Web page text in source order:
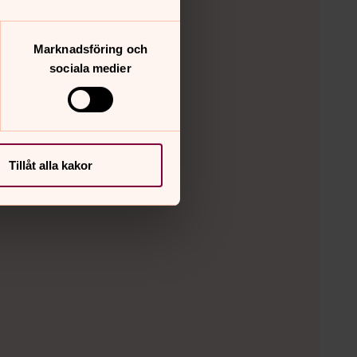
Marknadsföring och
sociala medier
Tillåt alla kakor